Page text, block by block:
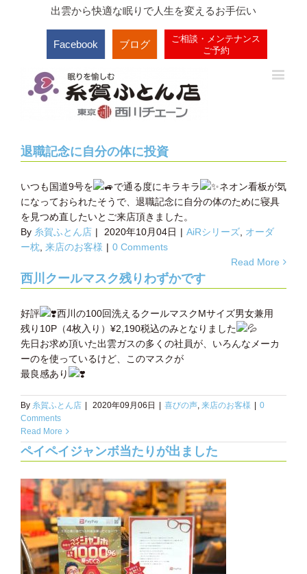
出雲から快適な眠りで人生を変えるお手伝い
Facebook ブログ
ご相談・メンテナンス
ご予約
退職記念に自分の体に投資
いつも国道9号を で通る度にキラキラ
ネオン看板が気
になっておられたそうで、退職記念に自分の体のために寝具
を見つめ直したいとご来店頂きました。
By 糸賀ふとん店 | 2020年10月04日 | AiRシリーズ オーダ
ー枕 来店のお客様 | 0 Comments
Read More
西川クールマスク残りわずかです
好評
西川の100回洗えるクールマスクMサイズ男女兼用
残り10P（4枚入り）¥2,190税込のみとなりました
先日お求め頂いた出雲ガスの多くの社員が、いろんなメーカ
ーのを使っているけど、このマスクが
最良感あり
By 糸賀ふとん店 2020年09月06日 喜びの声, 来店のお客様
0
Comments
Read More
ペイペイジャンボ当たりが出ました